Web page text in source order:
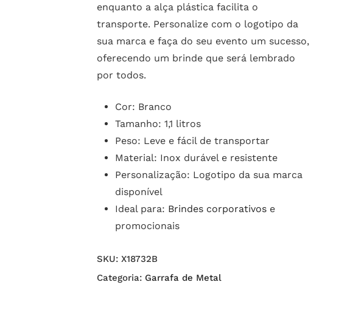
enquanto a alça plástica facilita o
transporte. Personalize com o logotipo da
sua marca e faça do seu evento um sucesso,
oferecendo um brinde que será lembrado
por todos.
Cor: Branco
Tamanho: 1,1 litros
Peso: Leve e fácil de transportar
Material: Inox durável e resistente
Personalização: Logotipo da sua marca
disponível
Ideal para: Brindes corporativose
promocionais
SKU: X18732B
Categoria: Garrafa de Metal